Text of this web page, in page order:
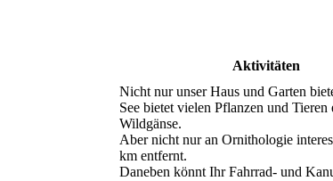
Aktivitäten
Nicht nur unser Haus und Garten
See bietet vielen Pflanzen und
Wildgänse.
Aber nicht nur an Ornithologie
km entfernt.
Daneben könnt Ihr Fahrrad- und